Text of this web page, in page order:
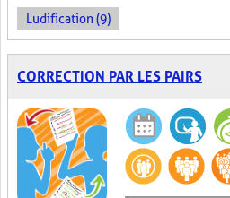
Ludification (9)
CORRECTION PAR LES PAIRS